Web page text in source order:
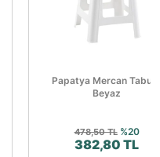
Papatya Mercan
Beyaz
478,50 TL %20
382,80 TL